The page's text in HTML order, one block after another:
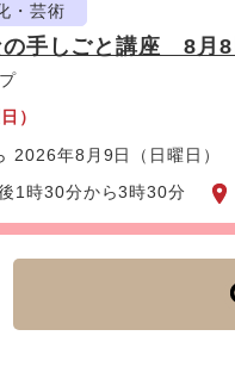
・芸術
の手しごと講座 8月8
）
2026年8月9日（日曜日）
1時30分から3時30分